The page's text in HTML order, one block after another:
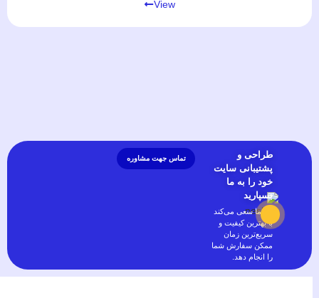
View
طراحی و
پشتیبانی سایت
خود را به ما
بسپارید
تیم ما سعی می‌کند
با بهترین کیفیت و
سریع‌ترین زمان
ممکن سفارش شما
را انجام دهد.
تماس جهت مشاوره